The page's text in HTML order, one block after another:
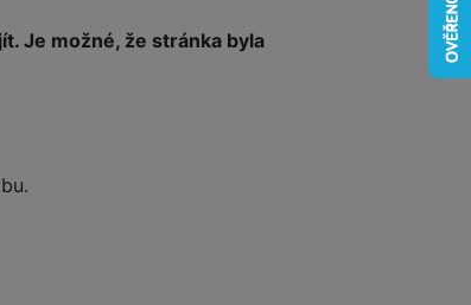
Je možné, že stránka byla